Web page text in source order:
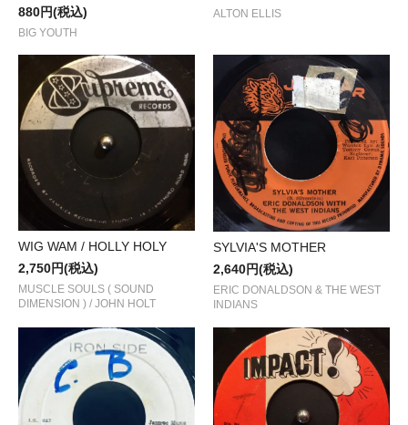
880円(税込)
BIG YOUTH
ALTON ELLIS
WIG WAM / HOLLY HOLY
2,750円(税込)
MUSCLE SOULS ( SOUND
DIMENSION ) / JOHN HOLT
SYLVIA'S MOTHER
2,640円(税込)
ERIC DONALDSON & THE WEST
INDIANS